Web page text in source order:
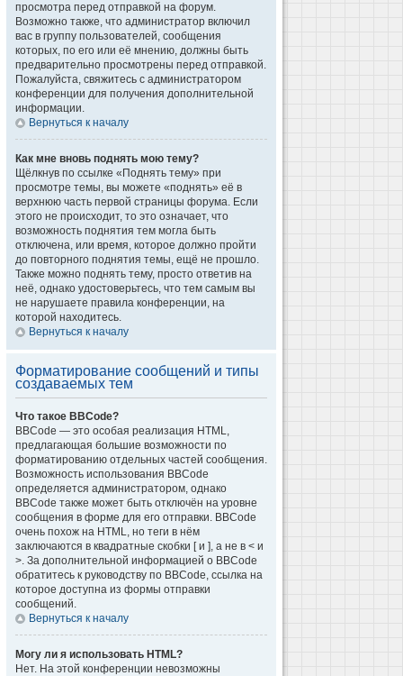
просмотра перед отправкой на форум.
Возможно также, что администратор включил
вас в группу пользователей, сообщения
которых, по его или её мнению, должны быть
предварительно просмотрены перед отправкой.
Пожалуйста, свяжитесь с администратором
конференции для получения дополнительной
информации.
Вернуться к началу
Как мне вновь поднять мою тему?
Щёлкнув по ссылке «Поднять тему» при
просмотре темы, вы можете «поднять» её в
верхнюю часть первой страницы форума. Если
этого не происходит, то это означает, что
возможность поднятия тем могла быть
отключена, или время, которое должно пройти
до повторного поднятия темы, ещё не прошло.
Также можно поднять тему, просто ответив на
неё, однако удостоверьтесь, что тем самым вы
не нарушаете правила конференции, на
которой находитесь.
Вернуться к началу
Форматирование сообщений и типы
создаваемых тем
Что такое BBCode?
BBCode — это особая реализация HTML,
предлагающая большие возможности по
форматированию отдельных частей сообщения.
Возможность использования BBCode
определяется администратором, однако
BBCode также может быть отключён на уровне
сообщения в форме для его отправки. BBCode
очень похож на HTML, но теги в нём
заключаются в квадратные скобки [ и ], а не в < и
>. За дополнительной информацией о BBCode
обратитесь к руководству по BBCode, ссылка на
которое доступна из формы отправки
сообщений.
Вернуться к началу
Могу ли я использовать HTML?
Нет. На этой конференции невозможны